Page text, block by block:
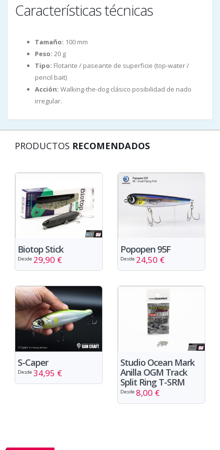
Características técnicas
Tamaño: 100 mm
Peso: 20 g
Tipo: Flotante / paseante de superficie (top-water /
pencil bait)
Acción: Walking-the-dog clásico posibilidad de nado
irregular.
PRODUCTOS RECOMENDADOS
Biotop Stick
Desde 29,90 €
Popopen 95F
Desde 24,50 €
S-Caper
Desde 34,95 €
Studio Ocean Mark
Anilla OGM Track
Split Ring T-SRM
Desde 8,00 €